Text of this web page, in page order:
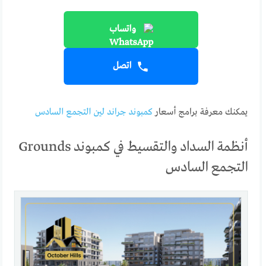
واتساب
اتصل
يمكنك معرفة برامج أسعاركمبوند جراند لين التجمع السادس
أنظمة السداد والتقسيط في كمبوند Grounds
التجمع السادس